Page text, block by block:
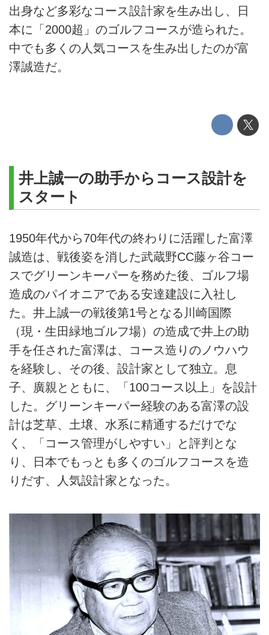
出身など多彩なコース設計家を生み出し、日
本に「2000超」のゴルフコースが造られた。
中でも多くの人気コースを生み出したのが富
澤誠造だ。
井上誠一の助手からコース設計を
スタート
1950年代から70年代の終わりに活躍した富澤
誠造は、戦後姿を消した武蔵野CC藤ヶ谷コー
スでグリーンキーパーを務めた後、ゴルフ場
造成のパイオニアである安達建設に入社し
た。井上誠一の戦後第1号となる川崎国際
（現・生田緑地ゴルフ場）の造成で井上の助
手を任された富澤は、コース造りのノウハウ
を経験し、その後、設計家として独立。息
子、廣親とともに、「100コース以上」を設計
した。グリーンキーパー経験のある富澤の設
計は芝草、土壌、水系に精通するだけでな
く、「コース管理がしやすい」と評判とな
り、日本でもっとも多くのゴルフコースを造
りだす、人気設計家となった。